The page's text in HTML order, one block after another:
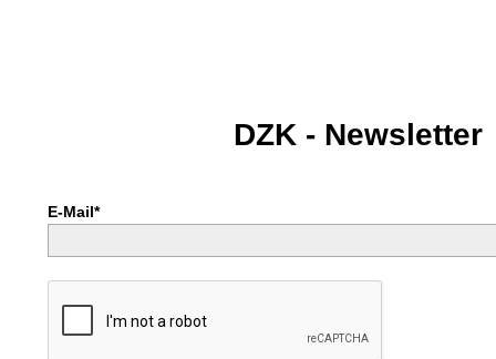
DZK - Newsletter
E-Mail*